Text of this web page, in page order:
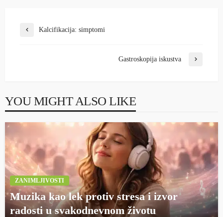
Kalcifikacija: simptomi
Gastroskopija iskustva
YOU MIGHT ALSO LIKE
ZANIMLJIVOSTI
Muzika kao lek protiv stresa i izvor
radosti u svakodnevnom životu